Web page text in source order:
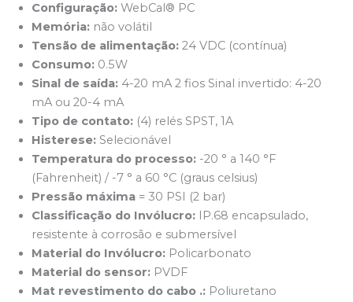
Configuração: WebCal® PC
Memória: não volátil
Tensão de alimentação: 24 VDC (contínua)
Consumo: 0.5W
Sinal de saída: 4-20 mA 2 fios Sinal invertido: 4-20
mA ou 20-4 mA
Tipo de contato: (4) relés SPST, 1A
Histerese: Selecionável
Temperatura do processo: -20 ° a 140 °F
(Fahrenheit) / -7 ° a 60 °C (graus celsius)
Pressão máxima = 30 PSI (2 bar)
Classificação do Invólucro: IP.68 encapsulado,
resistente à corrosão e submersível
Material do Invólucro: Policarbonato
Material do sensor: PVDF
Mat revestimento do cabo .: Poliuretano